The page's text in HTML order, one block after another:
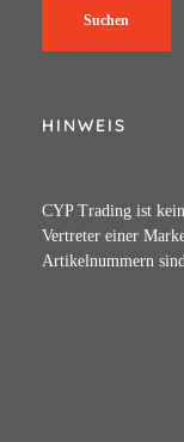
Suchen
HINWEIS
CYP Trading ist
Vertreter einer
Artikelnummern